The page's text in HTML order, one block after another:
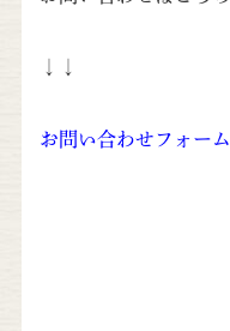
お問い合わせフォーム